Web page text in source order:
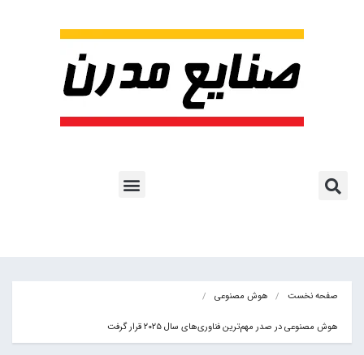
صفحه نخست هوش مصنوعی
هوش مصنوعی در صدر مهم‌ترین فناوری‌های سال ۲۰۲۵ قرار گرفت